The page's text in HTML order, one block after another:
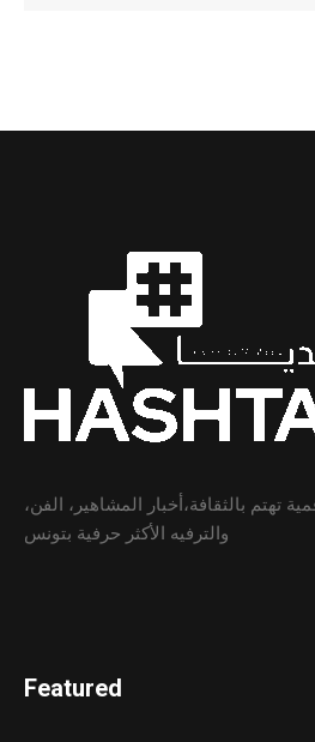
تهتم بالثقافة،أخبار المشاهير، الفن،
والترفيه الأكثر حرفية بتونس
Featured